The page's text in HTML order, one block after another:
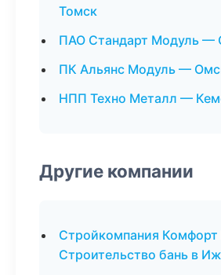
Томск
ПАО Стандарт Модуль —
ПК Альянс Модуль —
НПП Техно Металл —
Другие компании
Стройкомпания
Строительство бань в